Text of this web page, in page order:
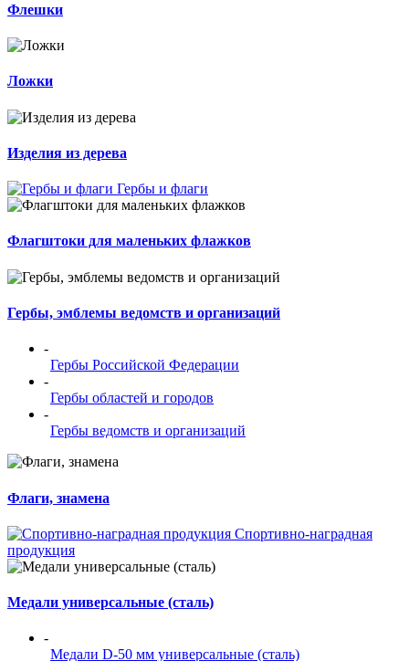
Флешки
Ложки
Изделия из дерева
Гербы и флаги
Флагштоки для маленьких флажков
Гербы, эмблемы ведомств и организаций
-
Гербы Российской Федерации
-
Гербы областей и городов
-
Гербы ведомств и организаций
Флаги, знамена
Спортивно-наградная
продукция
Медали универсальные (сталь)
-
Медали D-50 мм универсальные (сталь)